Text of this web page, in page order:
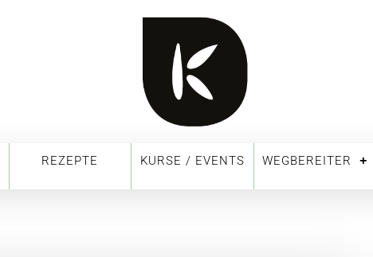
REZEPTE KURSE / EVENTS WEGBEREITER